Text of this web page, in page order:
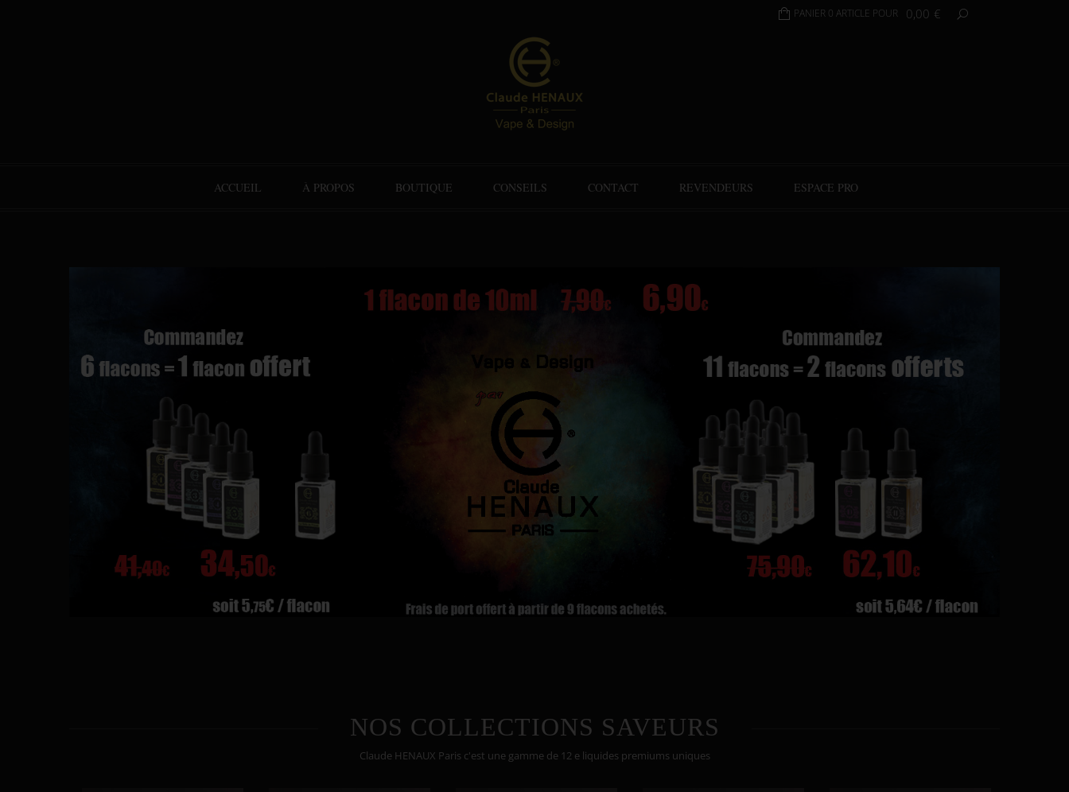
PANIER 0 ARTICLE POUR 0,00 €
ACCUEIL À PROPOS BOUTIQUE CONSEILS CONTACT REVENDEURS ESPACE PRO
NOS COLLECTIONS SAVEURS
Claude HENAUX Paris c'est une gamme de 12 e liquides premiums uniques